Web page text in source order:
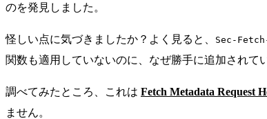
のを発見しました。
怪しい点に気づきましたか？よく見ると、 Sec-
関数も適用していないのに、なぜ勝手に追加されて
調べてみたところ、これは Fetch Metadata Request
ません。